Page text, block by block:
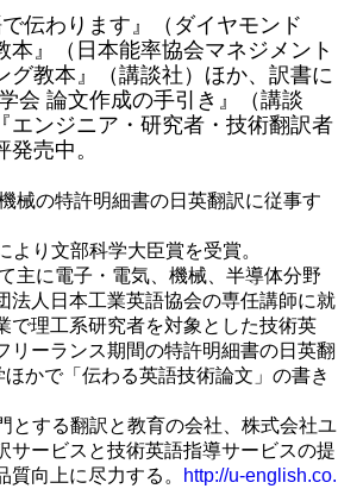
伝わります』（ダイヤモンド
』（日本能率協会マネジメント
グ教本』（講談社）ほか、訳書に
会 論文作成の手引き』（講談
エンジニア・研究者・技術翻訳者
売中。
械の特許明細書の日英翻訳に従事す
り文部科学大臣賞を受賞。
主に電子・電気、機械、半導体分野
法人日本工業英語協会の専任講師に就
で理工系研究者を対象とした技術英
リーランス期間の特許明細書の日英翻
かで「伝わる英語技術論文」の書き
とする翻訳と教育の会社、株式会社ユ
サービスと技術英語指導サービスの提
向上に尽力する。
http://u-english.co.